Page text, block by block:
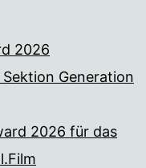
2026
Generation
2026 für das